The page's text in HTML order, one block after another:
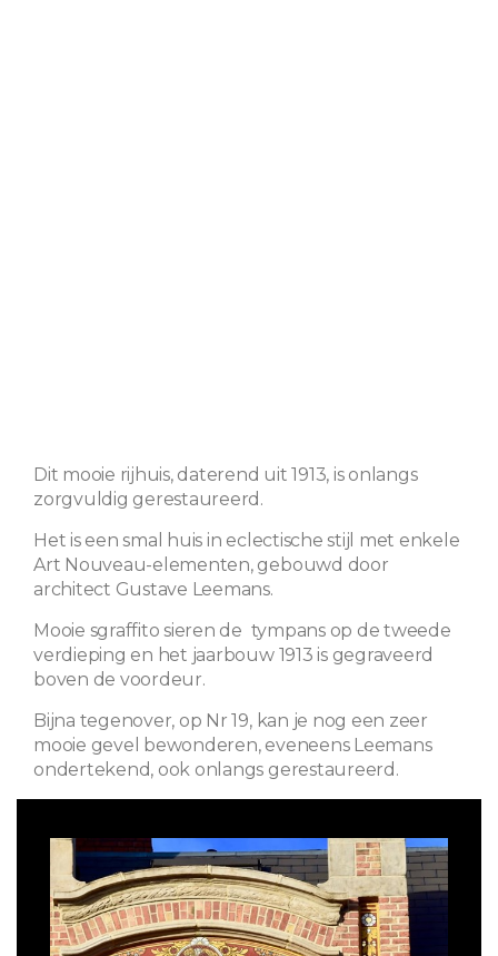
Dit mooie rijhuis, daterend uit 1913, is onlangs
zorgvuldig gerestaureerd.
Het is een smal huis in eclectische stijl met enkele
Art Nouveau-elementen, gebouwd door
architect Gustave Leemans.
Mooie sgraffito sieren de tympans op de tweede
verdieping en het jaarbouw 1913 is gegraveerd
boven de voordeur.
Bijna tegenover, op Nr 19, kan je nog een zeer
mooie gevel bewonderen, eveneens Leemans
ondertekend, ook onlangs gerestaureerd.